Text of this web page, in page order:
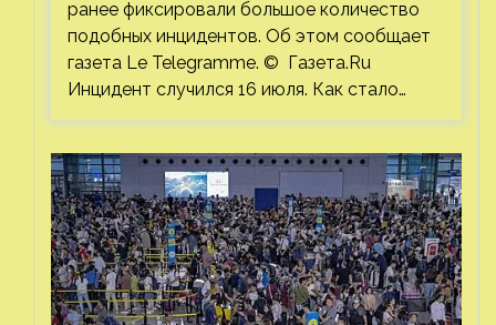
ранее фиксировали большое количество
подобных инцидентов. Об этом сообщает
газета Le Telegramme. © Газета.Ru
Инцидент случился 16 июля. Как стало…